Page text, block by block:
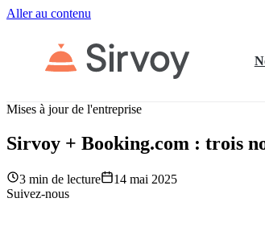
Aller au contenu
Mises à jour de l'entreprise
Sirvoy + Booking.com : trois
3 min de lecture
14 mai 2025
Suivez-nous